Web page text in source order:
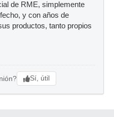
de RME, simplemente
y con años de
productos, tanto propios
Sí, útil